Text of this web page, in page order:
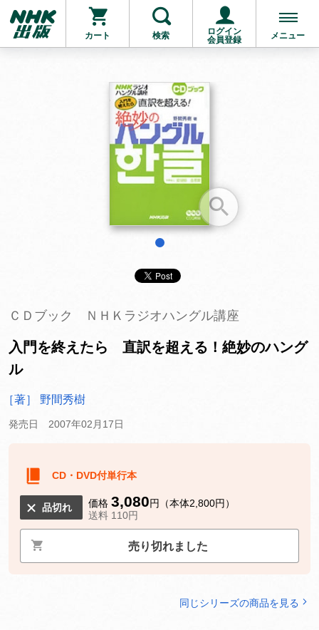
カート 検索
ログイン
会員登録
メニュー
お支払いに進む
他にも商品を買う
ＣＤブック ＮＨＫラジオハングル講座
入門を終えたら 直訳を超える！絶妙のハング
ル
［著］ 野間秀樹
発売日 2007年02月17日
CD・DVD付単行本
品切れ 価格 3,080円（本体2,800円）
送料 110円
売り切れました
同じシリーズの商品を見る